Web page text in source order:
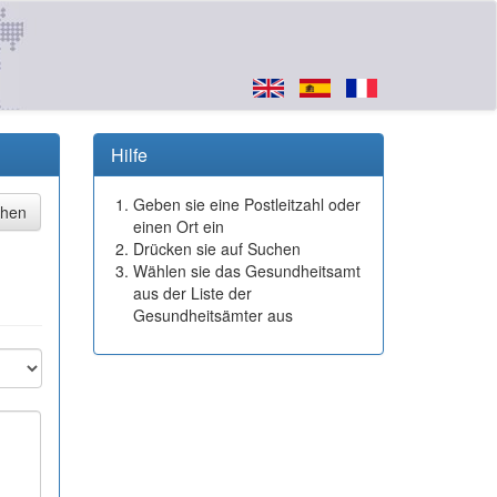
Hilfe
Geben sie eine Postleitzahl oder
einen Ort ein
Drücken sie auf Suchen
Wählen sie das Gesundheitsamt
aus der Liste der
Gesundheitsämter aus